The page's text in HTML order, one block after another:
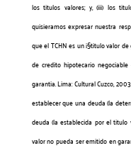
los titulos valores; y, (iii) los
quisieramos expresar nuestra
que el TCHN es un ¡§titulo valor de
de credito hipotecario
garantia. Lima: Cultural Cuzco,
establecer que una deuda (la
deuda (la establecida por el
valor no pueda ser emitido en